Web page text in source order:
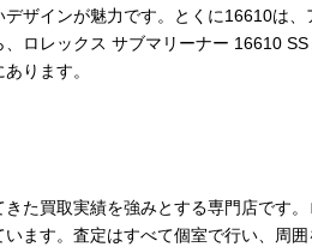
ザインが魅力です。とくに16610は
ロレックス サブマリーナー 16610
ります。
た買取実績を強みとする専門店です
ます。査定はすべて個室で行い、周